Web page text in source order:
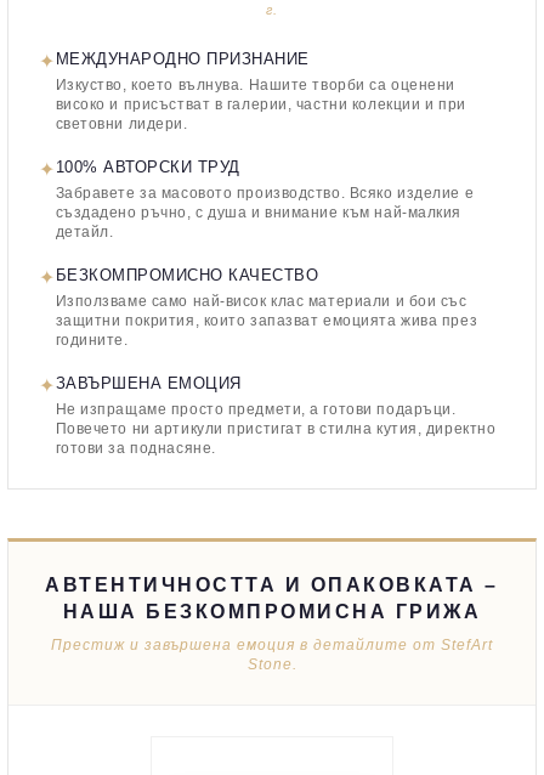
г.
✦ МЕЖДУНАРОДНО ПРИЗНАНИЕ
Изкуство, което вълнува. Нашите творби са оценени
високо и присъстват в галерии, частни колекции и при
световни лидери.
✦ 100% АВТОРСКИ ТРУД
Забравете за масовото производство. Всяко изделие е
създадено ръчно, с душа и внимание към най-малкия
детайл.
✦ БЕЗКОМПРОМИСНО КАЧЕСТВО
Използваме само най-висок клас материали и бои със
защитни покрития, които запазват емоцията жива през
годините.
✦ЗАВЪРШЕНА ЕМОЦИЯ
Не изпращаме просто предмети, а готови подаръци.
Повечето ни артикули пристигат в стилна кутия, директно
готови за поднасяне.
АВТЕНТИЧНОСТТА И ОПАКОВКАТА –
НАША БЕЗКОМПРОМИСНА ГРИЖА
Престиж и завършена емоция в детайлите от StefArt
Stone.